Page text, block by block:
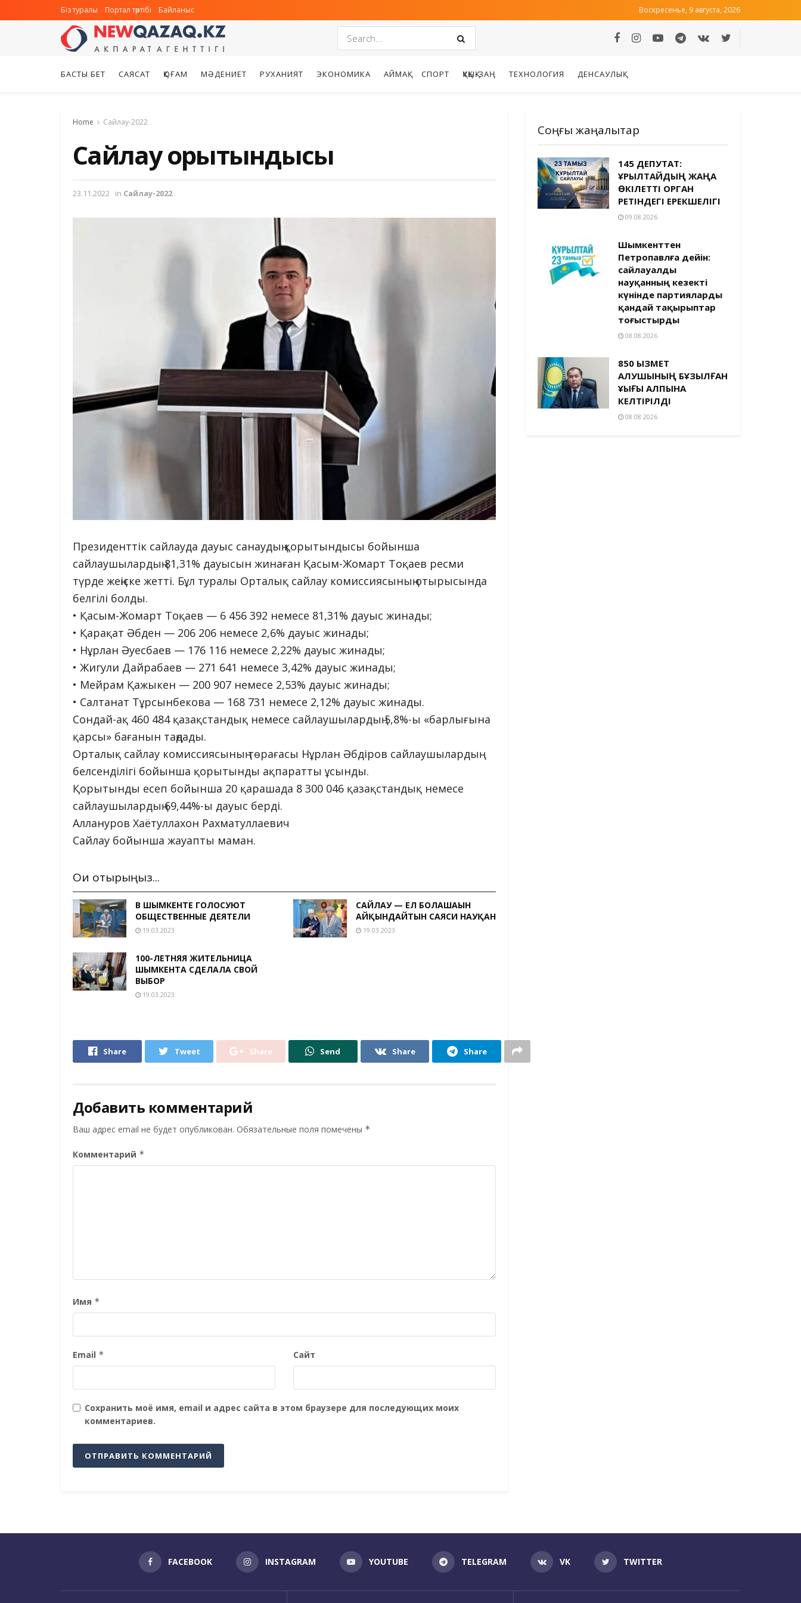
Біз туралы Портал тәртібі Байланыс Воскресенье, 9 августа, 2026
БАСТЫ БЕТ САЯСАТ ҚОҒАМ МӘДЕНИЕТ РУХАНИЯТ ЭКОНОМИКА АЙМАҚ СПОРТ ҚҰҚЫҚ-ЗАҢ ТЕХНОЛОГИЯ ДЕНСАУЛЫҚ
Home Сайлау-2022
Сайлау қорытындысы
23.11.2022 in Сайлау-2022
Президенттік сайлауда дауыс санаудың қорытындысы бойынша
сайлаушылардың 81,31% дауысын жинаған Қасым-Жомарт Тоқаев ресми
түрде жеңіске жетті. Бұл туралы Орталық сайлау комиссиясының отырысында
белгілі болды.
• Қасым-Жомарт Тоқаев — 6 456 392 немесе 81,31% дауыс жинады;
• Қарақат Әбден — 206 206 немесе 2,6% дауыс жинады;
• Нұрлан Әуесбаев — 176 116 немесе 2,22% дауыс жинады;
• Жигули Дайрабаев — 271 641 немесе 3,42% дауыс жинады;
• Мейрам Қажыкен — 200 907 немесе 2,53% дауыс жинады;
• Салтанат Тұрсынбекова — 168 731 немесе 2,12% дауыс жинады.
Сондай-ақ 460 484 қазақстандық немесе сайлаушылардың 5,8%-ы «барлығына
қарсы» бағанын таңдады.
Орталық сайлау комиссиясының төрағасы Нұрлан Әбдіров сайлаушылардың
белсенділігі бойынша қорытынды ақпаратты ұсынды.
Қорытынды есеп бойынша 20 қарашада 8 300 046 қазақстандық немесе
сайлаушылардың 69,44%-ы дауыс берді.
Аллануров Хаётуллахон Рахматуллаевич
Сайлау бойынша жауапты маман.
Оқи отырыңыз...
В ШЫМКЕНТЕ ГОЛОСУЮТ
ОБЩЕСТВЕННЫЕ ДЕЯТЕЛИ
19.03.2023
САЙЛАУ — ЕЛ БОЛАШАҒЫН
АЙҚЫНДАЙТЫН САЯСИ НАУҚАН
19.03.2023
100-ЛЕТНЯЯ ЖИТЕЛЬНИЦА
ШЫМКЕНТА СДЕЛАЛА СВОЙ
ВЫБОР
19.03.2023
Share Tweet Share Send Share Share
Добавить комментарий
Ваш адрес email не будет опубликован. Обязательные поля помечены *
Комментарий *
Имя *
Email * Сайт
Сохранить моё имя, email и адрес сайта в этом браузере для последующих моих
комментариев.
Соңғы жаңалықтар
145 ДЕПУТАТ:
ҚҰРЫЛТАЙДЫҢ ЖАҢА
ӨКІЛЕТТІ ОРГАН
РЕТІНДЕГІ ЕРЕКШЕЛІГІ
09.08.2026
Шымкенттен
Петропавлға дейін:
сайлауалды
науқанның кезекті
күнінде партияларды
қандай тақырыптар
тоғыстырды
08.08.2026
850 ҚЫЗМЕТ
АЛУШЫНЫҢ БҰЗЫЛҒАН
ҚҰҚЫҒЫ ҚАЛПЫНА
КЕЛТІРІЛДІ
08.08.2026
FACEBOOK INSTAGRAM YOUTUBE TELEGRAM VK TWITTER